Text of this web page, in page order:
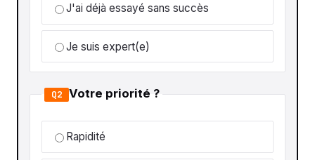
J'ai déjà essayé sans succès
Je suis expert(e)
Q2 Votre priorité ?
Rapidité